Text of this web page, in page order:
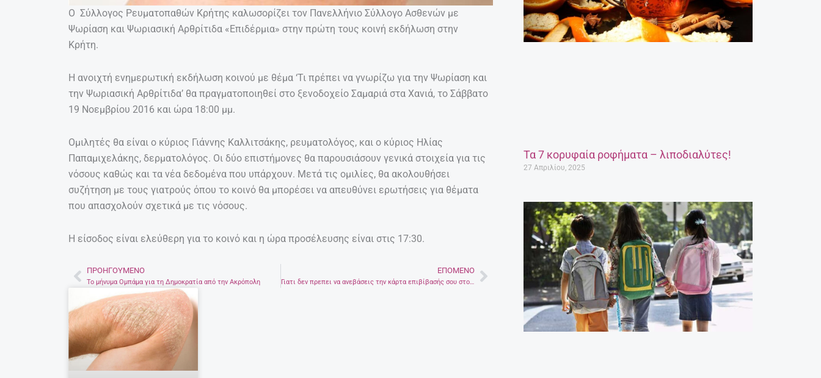
Ο Σύλλογος Ρευματοπαθών Κρήτης καλωσορίζει τον Πανελλήνιο Σύλλογο Ασθενών με
Ψωρίαση και Ψωριασική Αρθρίτιδα «Επιδέρμια» στην πρώτη τους κοινή εκδήλωση στην
Κρήτη.
Η ανοιχτή ενημερωτική εκδήλωση κοινού με θέμα ‘Τι πρέπει να γνωρίζω για την Ψωρίαση και
την Ψωριασική Αρθρίτιδα’ θα πραγματοποιηθεί στο ξενοδοχείο Σαμαριά στα Χανιά, το Σάββατο
19 Νοεμβρίου 2016 και ώρα 18:00 μμ.
Ομιλητές θα είναι ο κύριος Γιάννης Καλλιτσάκης, ρευματολόγος, και ο κύριος Ηλίας
Παπαμιχελάκης, δερματολόγος. Οι δύο επιστήμονες θα παρουσιάσουν γενικά στοιχεία για τις
νόσους καθώς και τα νέα δεδομένα που υπάρχουν. Μετά τις ομιλίες, θα ακολουθήσει
συζήτηση με τους γιατρούς όπου το κοινό θα μπορέσει να απευθύνει ερωτήσεις για θέματα
που απασχολούν σχετικά με τις νόσους.
Η είσοδος είναι ελεύθερη για το κοινό και η ώρα προσέλευσης είναι στις 17:30.
Prev
ΠΡΟΗΓΟΎΜΕΝΟ
Το μήνυμα Ομπάμα για τη Δημοκρατία από την Ακρόπολη
ΕΠΌΜΕΝΟ
Γιατι δεν πρεπει να ανεβάσεις την κάρτα επιβίβασής σου στο διαδίκτυοNext
Τα 7 κορυφαία ροφήματα – λιποδιαλύτες!
27 Απριλίου, 2025